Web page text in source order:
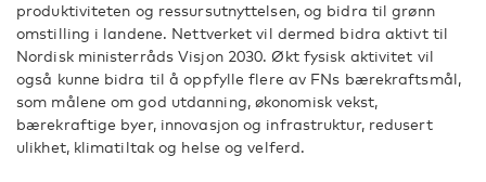
produktiviteten og ressursutnyttelsen, og bidra til grønn
omstilling i landene. Nettverket vil dermed bidra aktivt til
Nordisk ministerråds Visjon 2030. Økt fysisk aktivitet vil
også kunne bidra til å oppfylle flere av FNs bærekraftsmål,
som målene om god utdanning, økonomisk vekst,
bærekraftige byer, innovasjon og infrastruktur, redusert
ulikhet, klimatiltak og helse og velferd.